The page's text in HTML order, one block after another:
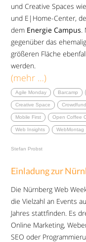
und Creative Spaces
und E|Home-Center,
dem Energie Campus.
gegenüber das
größeren Fläche
werden.
(mehr …)
Agile Monday Barcamp
Creative Space
Mobile First Open Coffee
Web Insights WebMontag
Stefan Probst
Einladung zur
Die Nürnberg Web
die Vielzahl an Events
Jahres stattfinden. Es
Online Marketing,
SEO oder